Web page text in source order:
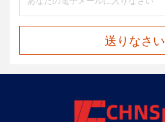
送りなさい